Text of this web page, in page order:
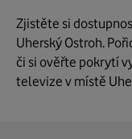
Zjistěte si
Uherský Ostroh.
či si ověřte pokrytí
televize v místě